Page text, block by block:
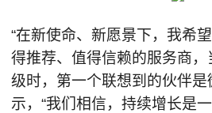
“在新使命、新愿景下，我希
得推荐、值得信赖的服务商
级时，第一个联想到的伙伴是
示，“我们相信，持续增长是